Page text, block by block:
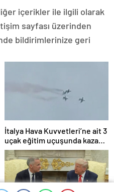
içerikler ile ilgili olarak
sayfası üzerinden
bildirimlerinize geri
İtalya Hava Kuvvetleri’ne ait 3
uçak eğitim uçuşunda kaza
yaptı